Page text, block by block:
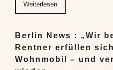
Weiterlesen
Berlin News : „Wir
Rentner erfüllen
Wohnmobil – und